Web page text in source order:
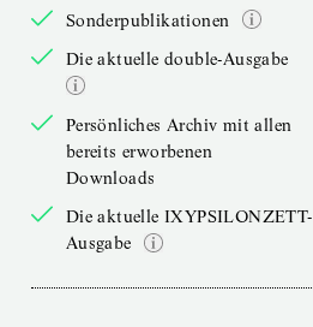
Sonderpublikationen
Die aktuelle double-Ausgabe
Persönliches Archiv mit allen
bereits erworbenen
Downloads
Die aktuelle IXYPSILONZETT-
Ausgabe